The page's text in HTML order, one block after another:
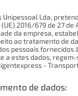
Lda,
2016/679 de 27
da empresa,
ao tratamento de
pessoais fornecidos
a estes dados,
-
de dados: